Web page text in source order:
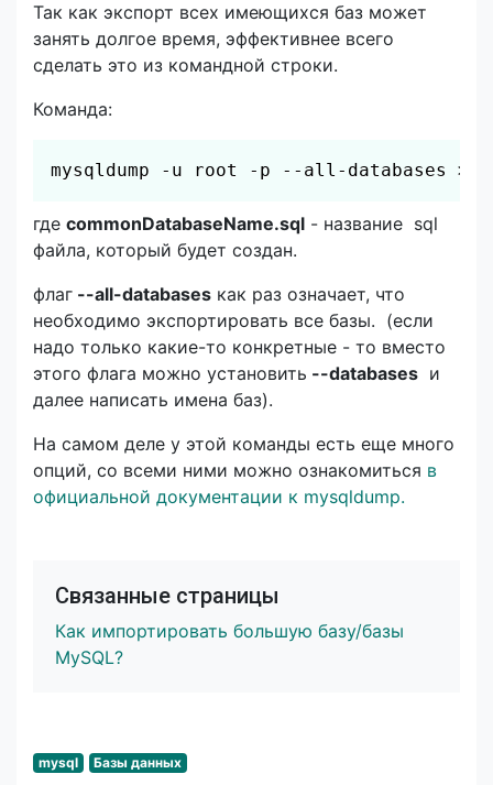
Так как экспорт всех имеющихся баз может
занять долгое время, эффективнее всего
сделать это из командной строки.
Команда:
mysqldump -u root -p --all-databases >
Скопировать
где commonDatabaseName.sql - название sql
файла, который будет создан.
флаг --all-databases как раз означает, что
необходимо экспортировать все базы. (если
надо только какие-то конкретные - то вместо
этого флага можно установить --databases и
далее написать имена баз).
На самом деле у этой команды есть еще много
опций, со всеми ними можно ознакомиться в
официальной документации к mysqldump.
Связанные страницы
Как импортировать большую базу/базы
MySQL?
mysql Базы данных